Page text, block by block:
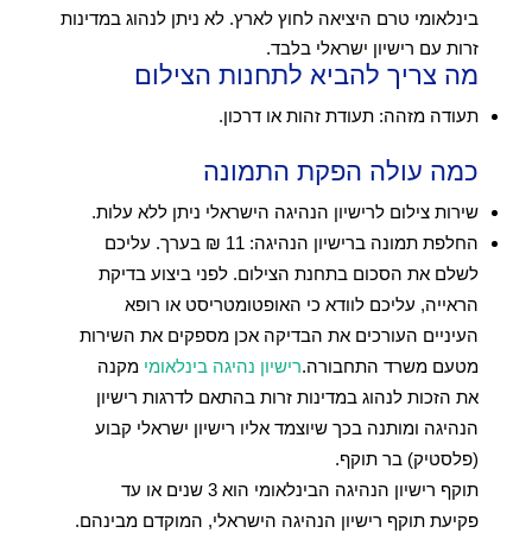
בינלאומי טרם היציאה לחוץ לארץ. לא ניתן לנהוג במדינות
זרות עם רישיון ישראלי בלבד.
מה צריך להביא לתחנות הצילום
תעודה מזהה: תעודת זהות או דרכון.
כמה עולה הפקת התמונה
שירות צילום לרישיון הנהיגה הישראלי ניתן ללא עלות.
החלפת תמונה ברישיון הנהיגה: 11 ₪ בערך. עליכם
לשלם את הסכום בתחנת הצילום. לפני ביצוע בדיקת
הראייה, עליכם לוודא כי האופטומטריסט או רופא
העיניים העורכים את הבדיקה אכן מספקים את השירות
מטעם משרד התחבורה.רישיון נהיגה בינלאומי מקנה
את הזכות לנהוג במדינות זרות בהתאם לדרגות רישיון
הנהיגה ומותנה בכך שיוצמד אליו רישיון ישראלי קבוע
(פלסטיק) בר תוקף.
תוקף רישיון הנהיגה הבינלאומי הוא 3 שנים או עד
פקיעת תוקף רישיון הנהיגה הישראלי, המוקדם מבינהם.